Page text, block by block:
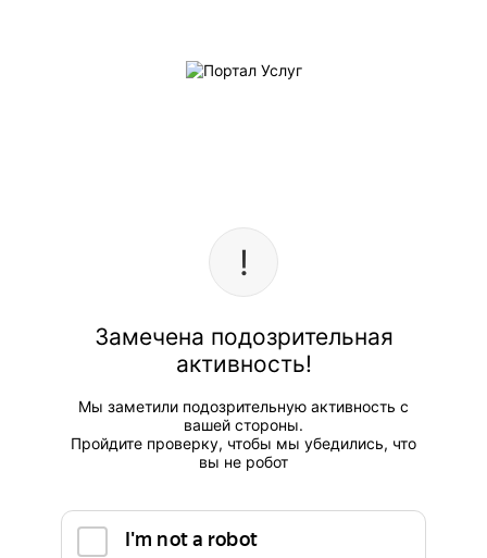
Замечена подозрительная
активность!
Мы заметили подозрительную активность с
вашей стороны.
Пройдите проверку, чтобы мы убедились, что
вы не робот